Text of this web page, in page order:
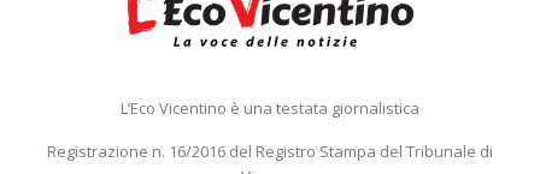
L’Eco Vicentino è una testata giornalistica
Registrazione n. 16/2016 del Registro Stampa del Tribunale di